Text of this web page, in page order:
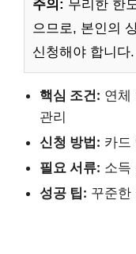
주의: 무리한 한
으므로, 본인의
신청해야 합니다.
핵심 조건: 연체
관리
신청 방법: 카드
필요 서류: 소득
성공 팁: 꾸준한